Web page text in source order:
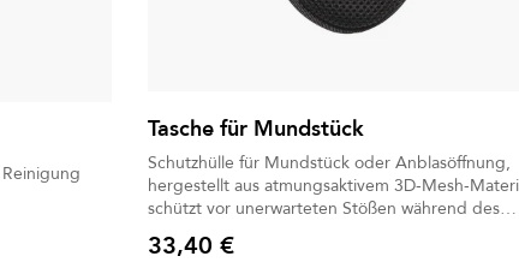
Tasche für Mundstück
Schutzhülle für Mundstück oder Anblasöffnung,
hergestellt aus atmungsaktivem 3D-Mesh-
schützt vor unerwarteten Stößen während des
Transports und leitet Feuchtigkeit ab.
Preis
33,40 €